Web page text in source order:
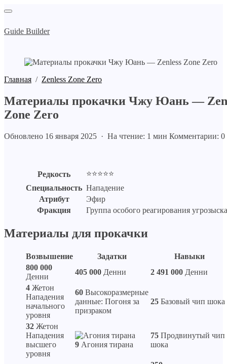
Guide Builder
Главная / Zenless Zone Zero
Материалы прокачки Чжу Юань —
Zone Zero
Обновлено 16 января 2025 · На чтение: 1 мин Комментарии: 0
Редкость
⭐⭐⭐⭐⭐
Специальность Нападение
Атрибут
Эфир
Фракция
Группа особого реагирования угрозыска
Материалы для прокачки
Возвышение Задатки
Навыки
800 000
Денни
405 000 Денни 2 491 000 Денни
4 Жетон
Нападения
начального
уровня
60 Высокоразмерные
данные: Погоня за
призраком
25 Базовый чип шока
32 Жетон
Нападения
высшего
уровня
9 Агония тирана
75 Продвинутый чип
шока